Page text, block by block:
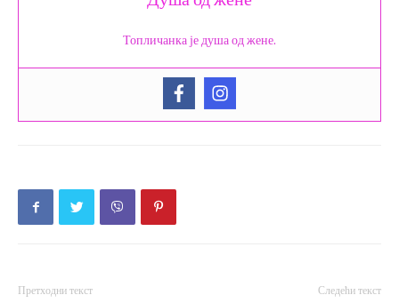
Топличанка је душа од жене.
Претходни текст Следећи текст